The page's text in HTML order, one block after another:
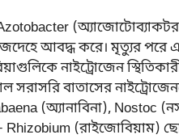
আবদ্ধ করে। মৃত্যুর পরে
নাইট্রোজেন
সরাসরি বাতাসের
(অ্যানাবিনা), Nostoc
Rhizobium (রাইজোবিয়াম)